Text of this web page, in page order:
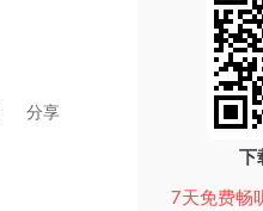
分享
下
7天免费畅